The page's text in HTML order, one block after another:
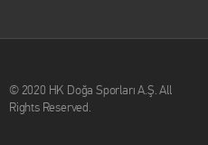
© 2020 HK Doğa Sporları A.Ş. All
Rights Reserved.